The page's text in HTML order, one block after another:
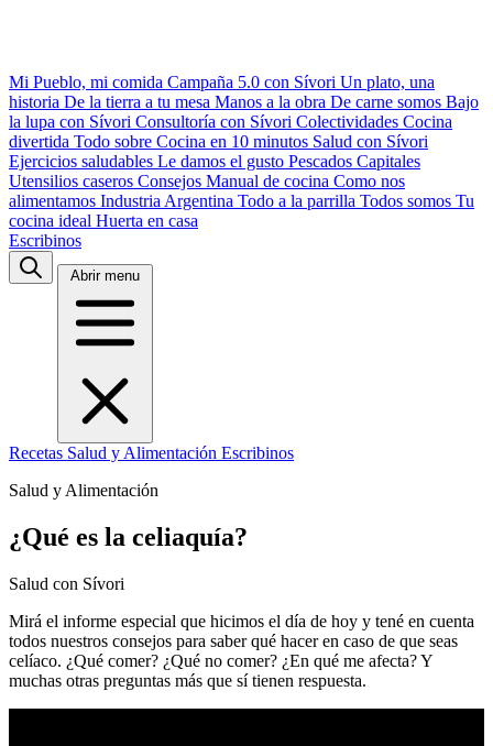
Mi Pueblo, mi comida Campaña 5.0 con Sívori Un plato, una
historia De la tierra a tu mesa Manos a la obra De carne somos Bajo
la lupa con Sívori Consultoría con Sívori Colectividades Cocina
divertida Todo sobre Cocina en 10 minutos Salud con Sívori
Ejercicios saludables Le damos el gusto Pescados Capitales
Utensilios caseros Consejos Manual de cocina Como nos
alimentamos Industria Argentina Todo a la parrilla Todos somos Tu
cocina ideal Huerta en casa
Escribinos
Abrir menu
Recetas Salud y Alimentación Escribinos
Salud y Alimentación
¿Qué es la celiaquía?
Salud con Sívori
Mirá el informe especial que hicimos el día de hoy y tené en cuenta
todos nuestros consejos para saber qué hacer en caso de que seas
celíaco. ¿Qué comer? ¿Qué no comer? ¿En qué me afecta? Y
muchas otras preguntas más que sí tienen respuesta.